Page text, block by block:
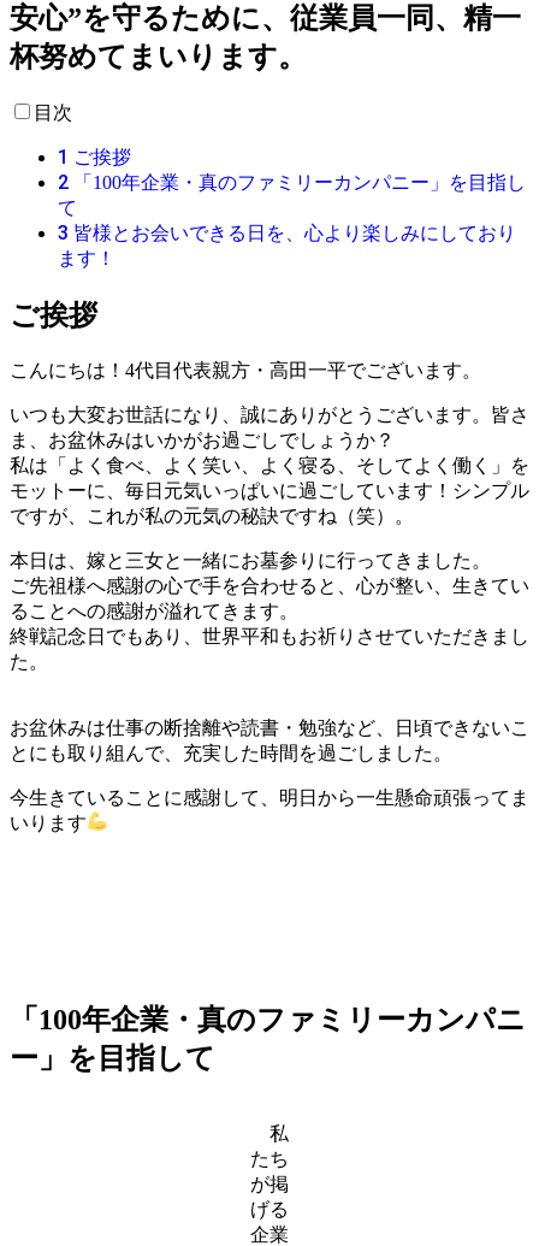
安心”を守るために、従業員一同、精一
杯努めてまいります。
目次
1 ご挨拶
2 「100年企業・真のファミリーカンパニー」を目指し
て
3 皆様とお会いできる日を、心より楽しみにしており
ます！
ご挨拶
こんにちは！4代目代表親方・高田一平でございます。
いつも大変お世話になり、誠にありがとうございます。皆さ
ま、お盆休みはいかがお過ごしでしょうか？
私は「よく食べ、よく笑い、よく寝る、そしてよく働く」を
モットーに、毎日元気いっぱいに過ごしています！シンプル
ですが、これが私の元気の秘訣ですね（笑）。
本日は、嫁と三女と一緒にお墓参りに行ってきました。
ご先祖様へ感謝の心で手を合わせると、心が整い、生きてい
ることへの感謝が溢れてきます。
終戦記念日でもあり、世界平和もお祈りさせていただきまし
た。
お盆休みは仕事の断捨離や読書・勉強など、日頃できないこ
とにも取り組んで、充実した時間を過ごしました。
今生きていることに感謝して、明日から一生懸命頑張ってま
いります
「 100年企業・真のファミリーカンパニ
ー 」を目指して
私
たち
が掲
げる
企業